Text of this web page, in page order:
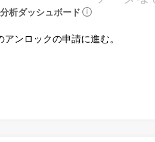
析ダッシュボード
ンロックの申請に進む。